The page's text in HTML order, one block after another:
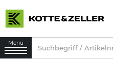
Menü